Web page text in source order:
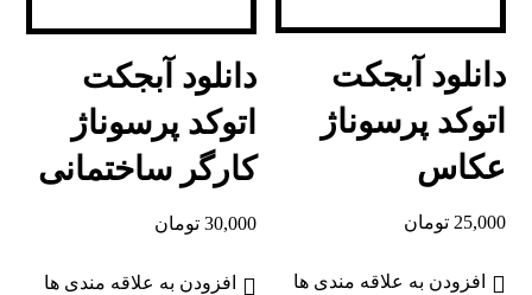
دانلود آبجکت
اتوکد پرسوناژ
عکاس
25,000 تومان
افزودن به علاقه مندی ها
دانلود آبجکت
اتوکد پرسوناژ
کارگر ساختمانی
30,000 تومان
افزودن به علاقه مندی ها